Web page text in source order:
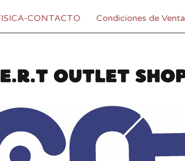
CONTACTO Condiciones de Venta